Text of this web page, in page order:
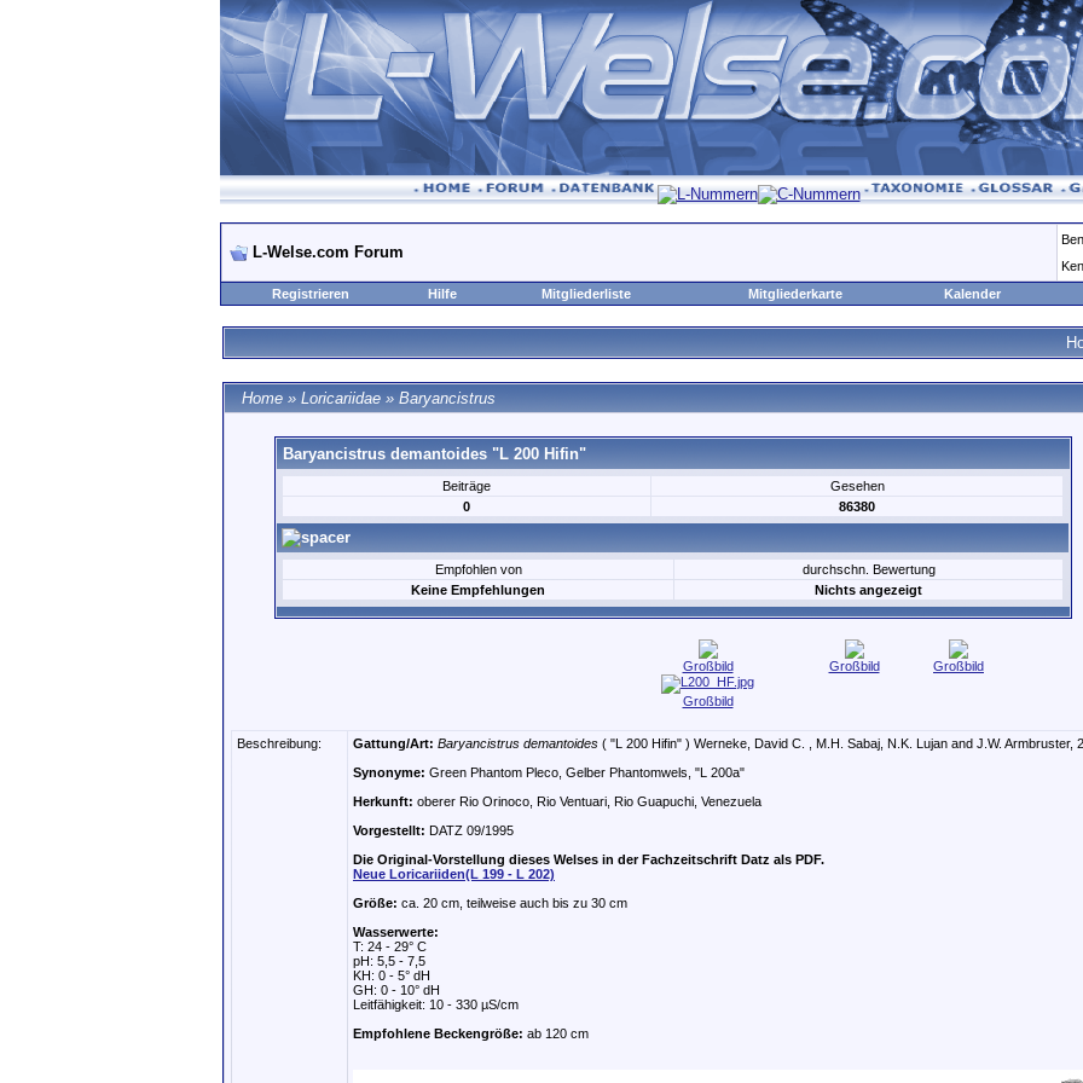
L-Welse.com Forum
Registrieren
Hilfe Mitgliederliste Mitgliederkarte Kalender
Home » Loricariidae » Baryancistrus
Baryancistrus demantoides "L 200 Hifin"
Beiträge
Gesehen
0
86380
Empfohlen von
durchschn. Bewertung
Keine Empfehlungen
Nichts angezeigt
Großbild Großbild Großbild
Großbild
Beschreibung: Gattung/Art: Baryancistrus demantoides ( "L 200 Hifin" ) Werneke, David C. , M.H. Sabaj, N.K. Lujan and J.W. Armbruster,
Synonyme: Green Phantom Pleco, Gelber Phantomwels, "L 200a"
Herkunft: oberer Rio Orinoco, Rio Ventuari, Rio Guapuchi, Venezuela
Vorgestellt: DATZ 09/1995
Die Original-Vorstellung dieses Welses in der Fachzeitschrift Datz als PDF.
Neue Loricariiden(L 199 - L 202)
Größe: ca. 20 cm, teilweise auch bis zu 30 cm
Wasserwerte:
T: 24 - 29° C
pH: 5,5 - 7,5
KH: 0 - 5° dH
GH: 0 - 10° dH
Leitfähigkeit: 10 - 330 µS/cm
Empfohlene Beckengröße: ab 120 cm